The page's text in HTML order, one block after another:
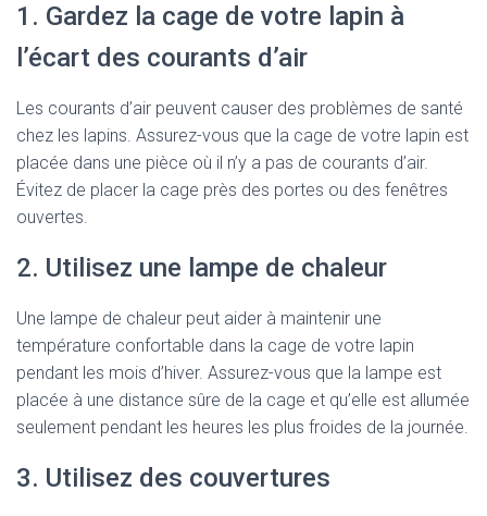
1. Gardez la cage de votre lapin à
l’écart des courants d’air
Les courants d’air peuvent causer des problèmes de santé
chez les lapins. Assurez-vous que la cage de votre lapin est
placée dans une pièce où il n’y a pas de courants d’air.
Évitez de placer la cage près des portes ou des fenêtres
ouvertes.
2. Utilisez une lampe de chaleur
Une lampe de chaleur peut aider à maintenir une
température confortable dans la cage de votre lapin
pendant les mois d’hiver. Assurez-vous que la lampe est
placée à une distance sûre de la cage et qu’elle est allumée
seulement pendant les heures les plus froides de la journée.
3. Utilisez des couvertures